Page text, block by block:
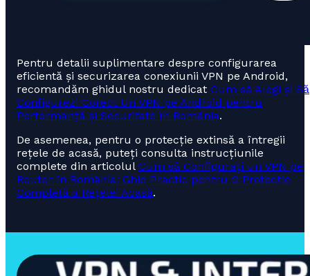
Pentru detalii suplimentare despre configurarea
eficientă și securizarea conexiunii VPN pe Android,
recomandăm ghidul nostru dedicat Cum să Alegi și Să
Configurezi Corect Un VPN pe Android pentru
Performanță și Securitate în România.
De asemenea, pentru o protecție extinsă a întregii
rețele de acasă, puteți consulta instrucțiunile
complete din articolul Cum să Configurați un VPN pe
Router în România: Ghid Practic pentru O Protecție
Completă a Rețelei Acasă.